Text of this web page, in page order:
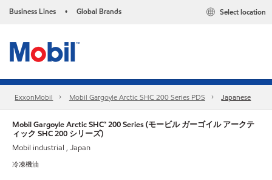
Business Lines • Global Brands Select location
ExxonMobil Mobil Gargoyle Arctic SHC 200 Series PDS Japanese
Mobil Gargoyle Arctic SHC™ 200 Series (モービル ガーゴイル アークテ
ィック SHC 200 シリーズ)
Mobil industrial , Japan
冷凍機油